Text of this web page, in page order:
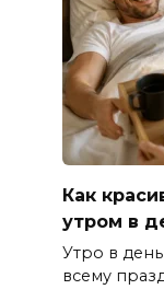
Как
утром в
Утро в
всему